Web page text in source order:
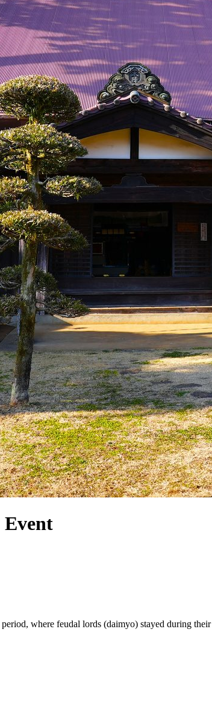
where feudal lords (daimyo) stayed during their